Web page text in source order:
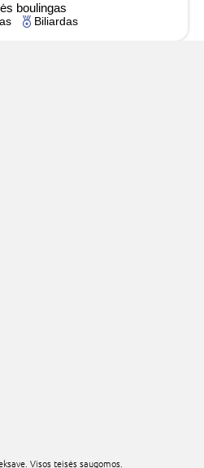
boulingas
Biliardas
Visos teisės saugomos.